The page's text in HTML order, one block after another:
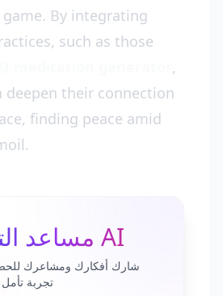
By integrating
such as those
,
deepen their connection
finding peace amid
مساعد التأمل AI
شارك أفكارك ومشاعرك
تجربة